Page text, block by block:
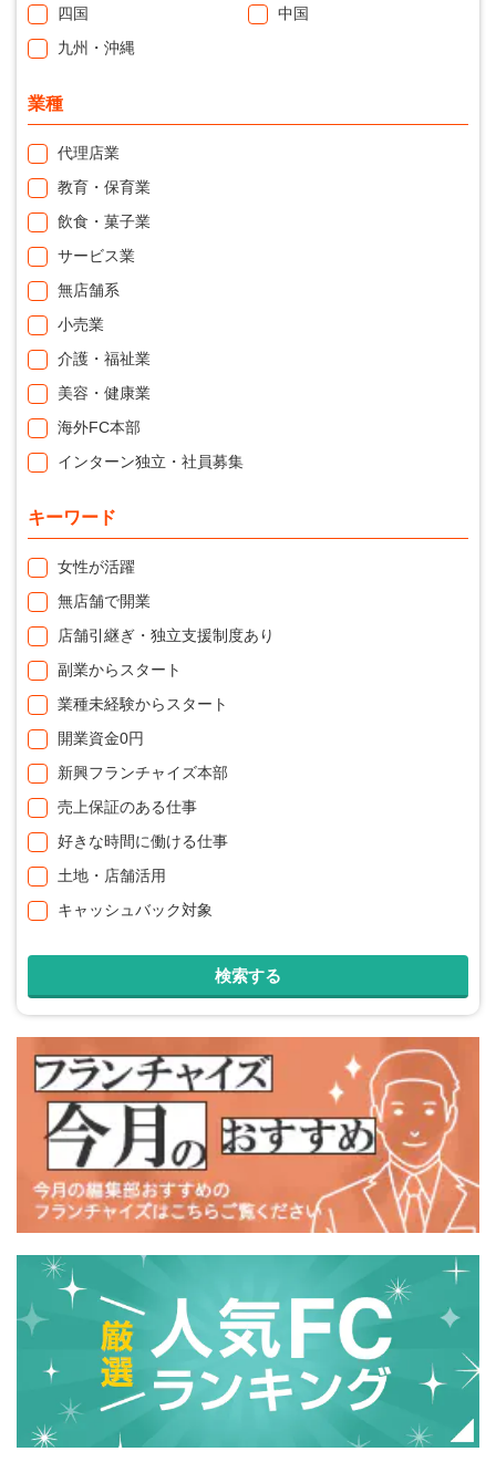
四国
中国
九州・沖縄
業種
代理店業
教育・保育業
飲食・菓子業
サービス業
無店舗系
小売業
介護・福祉業
美容・健康業
海外FC本部
インターン独立・社員募集
キーワード
女性が活躍
無店舗で開業
店舗引継ぎ・独立支援制度あり
副業からスタート
業種未経験からスタート
開業資金0円
新興フランチャイズ本部
売上保証のある仕事
好きな時間に働ける仕事
土地・店舗活用
キャッシュバック対象